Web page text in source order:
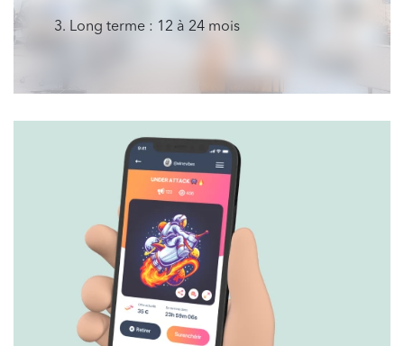
3. Long terme : 12 à 24 mois